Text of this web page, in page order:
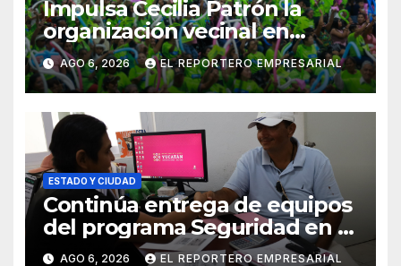
Impulsa Cecilia Patrón la
organización vecinal en
Mérida y suma a comités de
vigilancia en la prevención
social del delito
AGO 6, 2026 EL REPORTERO EMPRESARIAL
ESTADO Y CIUDAD
Continúa entrega de equipos
del programa Seguridad en el
Mar
AGO 6, 2026 EL REPORTERO EMPRESARIAL